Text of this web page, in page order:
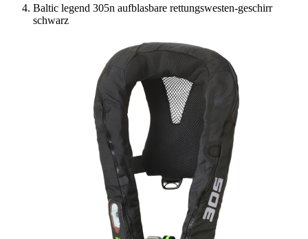
Baltic legend 305n aufblasbare rettungswesten-geschirr
schwarz